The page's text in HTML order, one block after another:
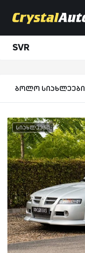
SVR
ბოლო სიახლეები
სიახლეები